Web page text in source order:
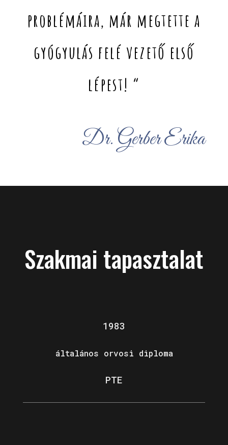
problémáira, már megtette a
gyógyulás felé vezető első
lépest! “
Dr. Gerber Erika
Szakmai tapasztalat
1983
általános orvosi diploma
PTE